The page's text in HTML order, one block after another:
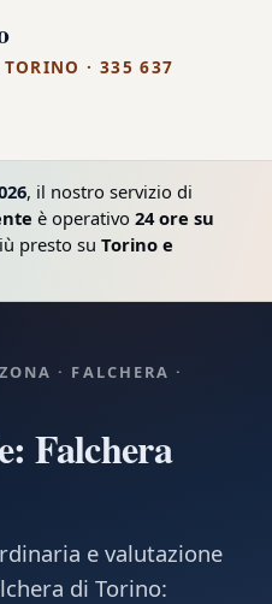
· 335 637
, il nostro servizio di
è operativo 24 ore su
presto su Torino e
· FALCHERA ·
Falchera
e valutazione
di Torino: